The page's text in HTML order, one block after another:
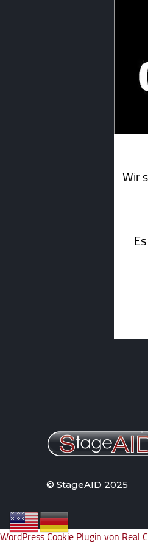
Wir
© StageAID 2025
WordPress Cookie Plugin von Real